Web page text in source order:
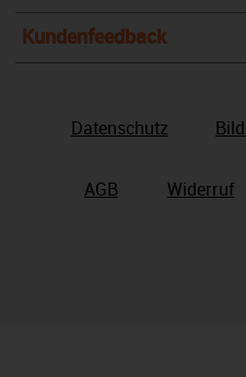
Kundenfeedback
Datenschutz
AGB Widerruf